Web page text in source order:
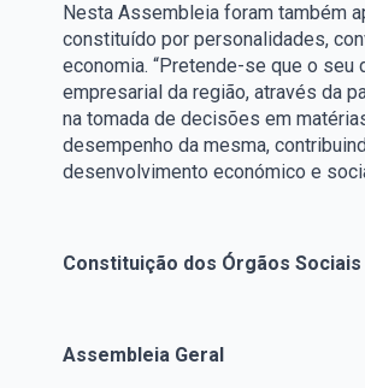
Nesta Assembleia foram também
constituído por personalidades,
economia. “Pretende-se que o
empresarial da região, através da
na tomada de decisões em
desempenho da mesma,
desenvolvimento económico e
Constituição dos Órgãos
Assembleia Geral